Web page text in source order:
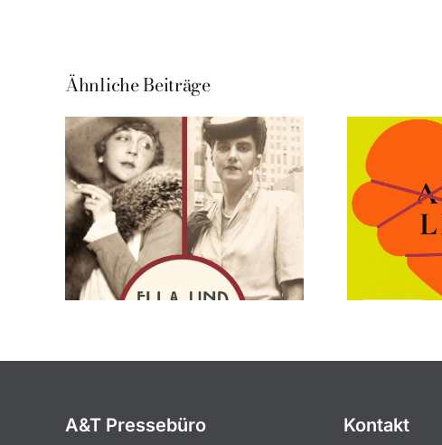
Ähnliche Beiträge
A&T Pressebüro Kontakt